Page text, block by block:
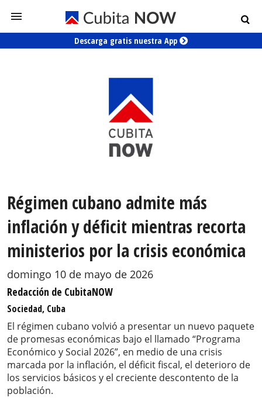
Descarga gratis nuestra App
Régimen cubano admite más
inflación y déficit mientras recorta
ministerios por la crisis económica
domingo 10 de mayo de 2026
Redacción de CubitaNOW
Sociedad, Cuba
El régimen cubano volvió a presentar un nuevo paquete
de promesas económicas bajo el llamado “Programa
Económico y Social 2026”, en medio de una crisis
marcada por la inflación, el déficit fiscal, el deterioro de
los servicios básicos y el creciente descontento de la
población.